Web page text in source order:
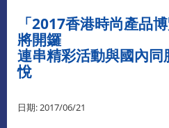
「2017香港時尚產品
將開鑼
連串精彩活動與國內
悅
日期: 2017/06/21